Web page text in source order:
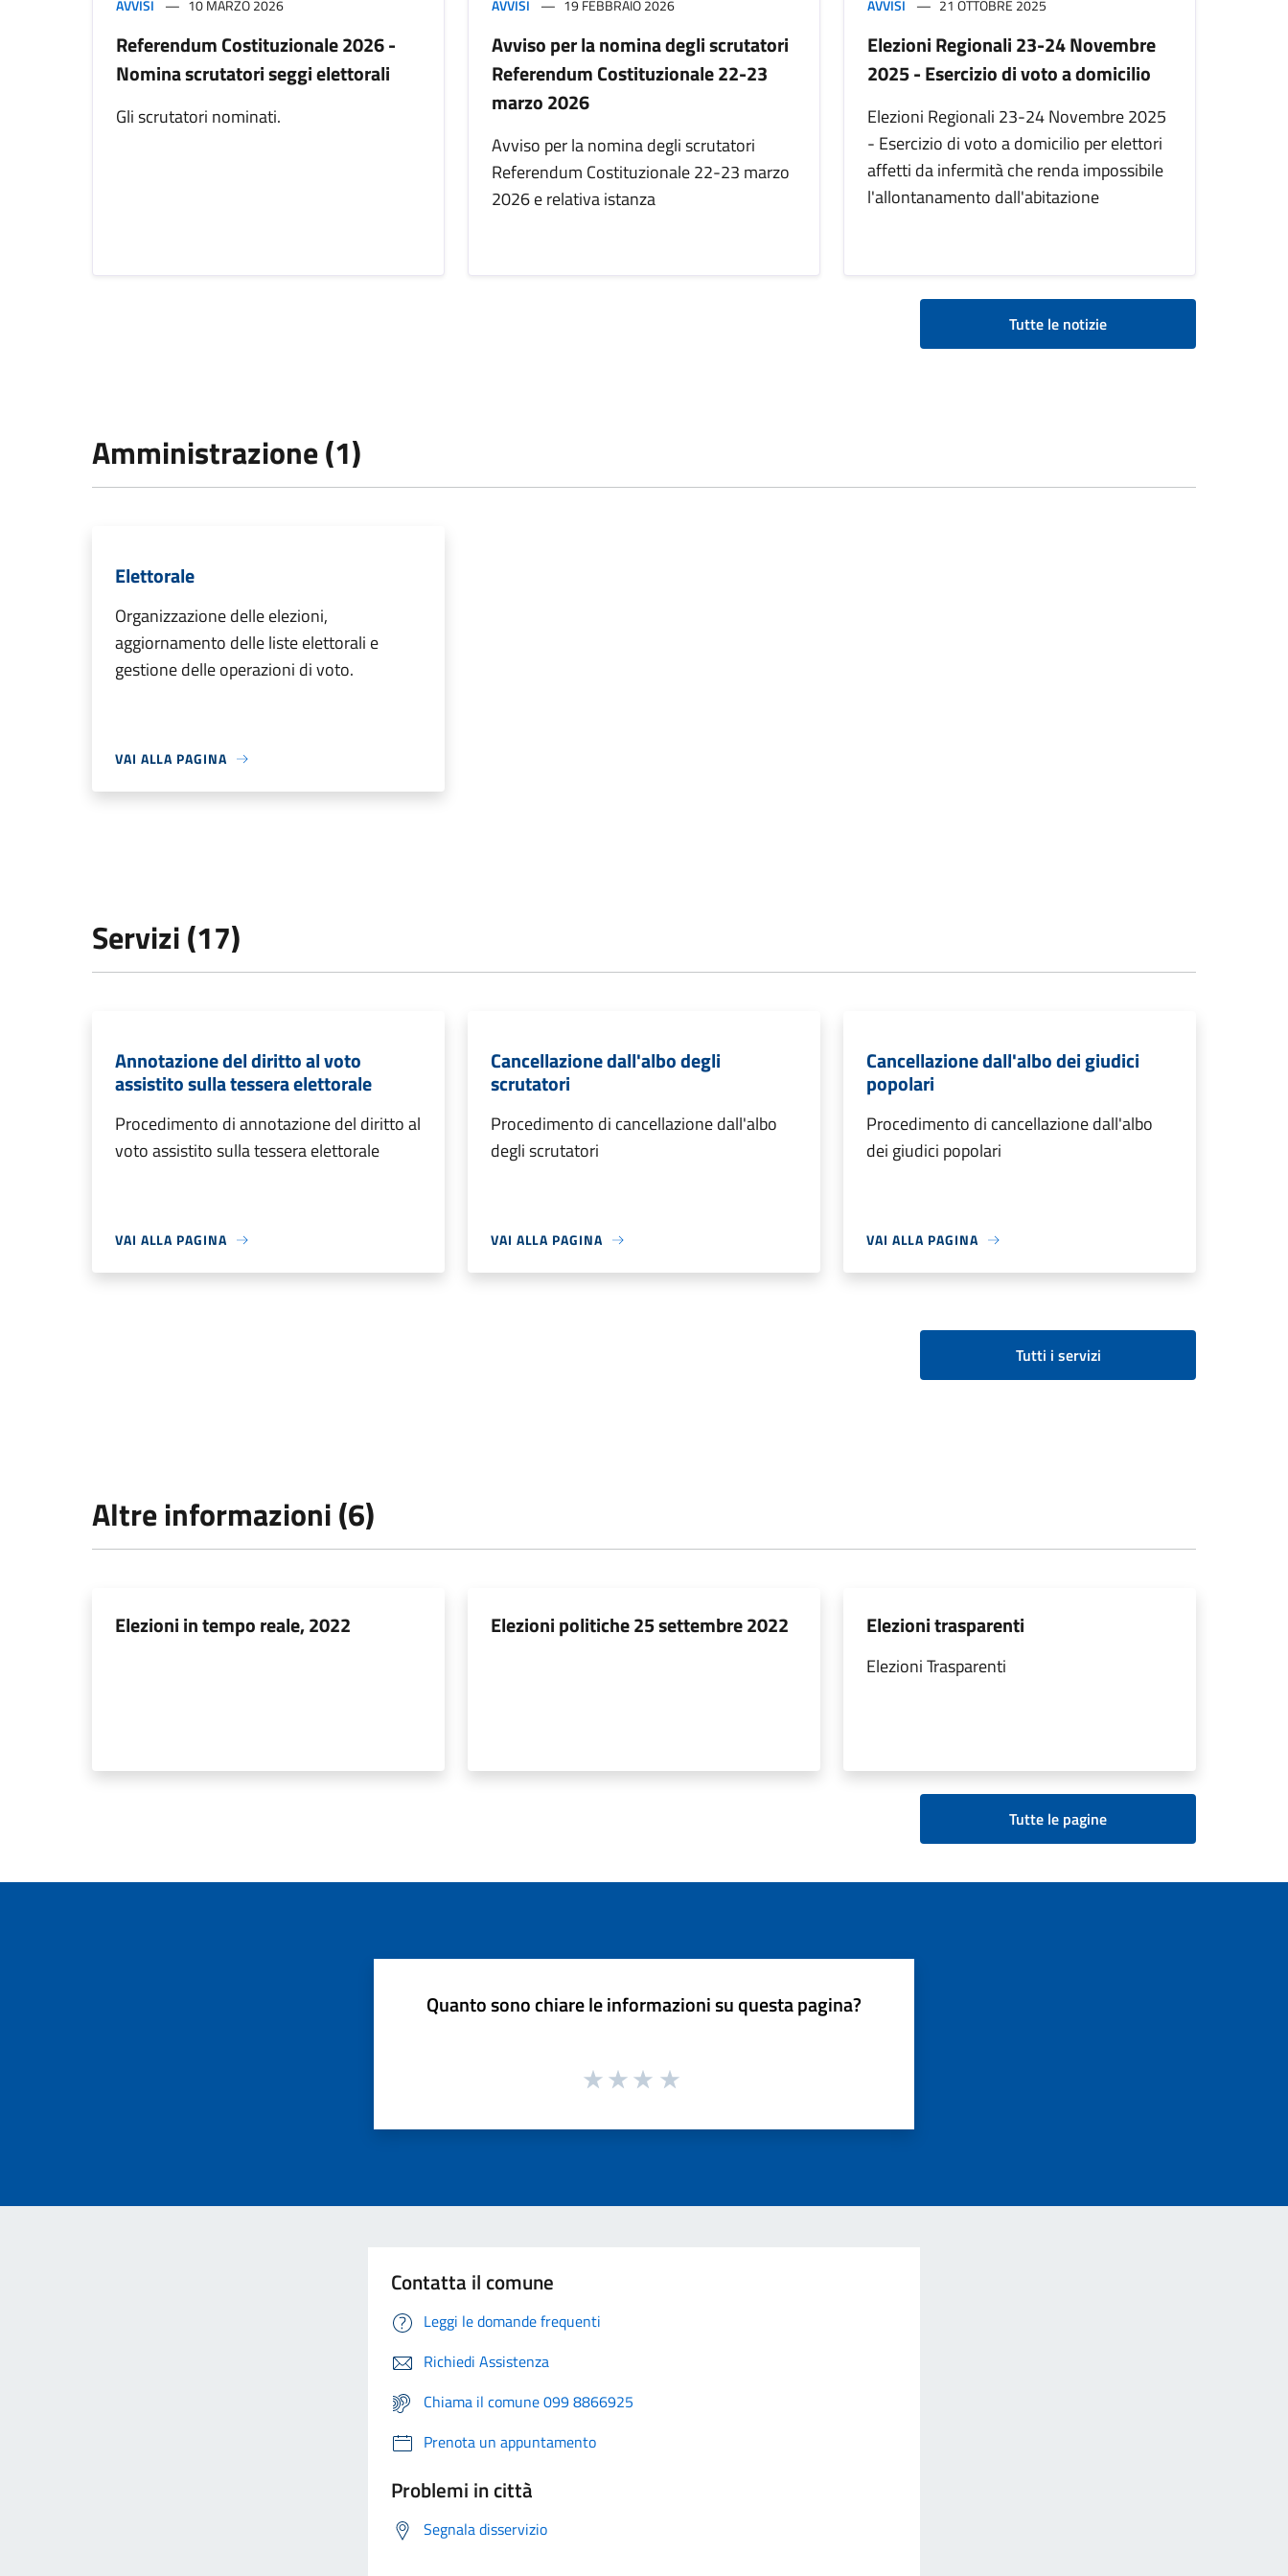
AVVISI 10 MARZO 2026
Referendum Costituzionale 2026 -
Nomina scrutatori seggi elettorali
Gli scrutatori nominati.
AVVISI 19 FEBBRAIO 2026
Avviso per la nomina degli scrutatori
Referendum Costituzionale 22-23
marzo 2026
Avviso per la nomina degli scrutatori
Referendum Costituzionale 22-23 marzo
2026 e relativa istanza
AVVISI 21 OTTOBRE 2025
Elezioni Regionali 23-24 Novembre
2025 - Esercizio di voto a domicilio
Elezioni Regionali 23-24 Novembre 2025
- Esercizio di voto a domicilio per elettori
affetti da infermità che renda impossibile
l'allontanamento dall'abitazione
Tutte le notizie
Amministrazione (1)
Elettorale
Organizzazione delle elezioni,
aggiornamento delle liste elettorali e
gestione delle operazioni di voto.
VAI ALLA PAGINA
Servizi (17)
Annotazione del diritto al voto
assistito sulla tessera elettorale
Procedimento di annotazione del diritto al
voto assistito sulla tessera elettorale
VAI ALLA PAGINA
Cancellazione dall'albo degli
scrutatori
Procedimento di cancellazione dall'albo
degli scrutatori
VAI ALLA PAGINA
Cancellazione dall'albo dei giudici
popolari
Procedimento di cancellazione dall'albo
dei giudici popolari
VAI ALLA PAGINA
Tutti i servizi
Altre informazioni (6)
Elezioni in tempo reale, 2022 Elezioni politiche 25 settembre 2022 Elezioni trasparenti
Elezioni Trasparenti
Tutte le pagine
Quanto sono chiare le informazioni su questa pagina?
Contatta il comune
Leggi le domande frequenti
Richiedi Assistenza
Chiama il comune 099 8866925
Prenota un appuntamento
Problemi in città
Segnala disservizio